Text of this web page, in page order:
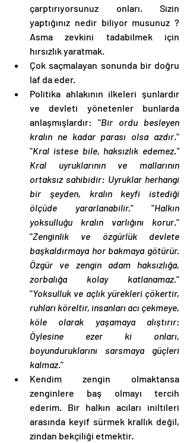
çarptırıyorsunuz onları. Sizin
yaptığınız nedir biliyor musunuz ?
Asma zevkini tadabilmek için
hırsızlık yaratmak.
Çok saçmalayan sonunda bir doğru
laf da eder.
Politika ahlakının ilkeleri şunlardır
ve devleti yönetenler bunlarda
anlaşmışlardır: "Bir ordu besleyen
kralın ne kadar parası olsa azdır ."
"Kral istese bile, haksızlık edemez."
Kral uyruklarının ve mallarının
ortaksız sahibidir: Uyruklar herhangi
bir şeyden, kralın keyfi istediği
ölçüde yararlanabilir." "Halkın
yoksulluğu kralın varlığını korur ."
"Zenginlik ve özgürlük devlete
başkaldırmaya hor bakmaya götürür.
Özgür ve zengin adam haksızlığa,
zorbalığa kolay katlanamaz. "
"Yoksulluk ve açlık yürekleri çökertir,
ruhları köreltir, insanları acı çekmeye,
köle olarak yaşamaya alıştırır:
Öylesine ezer ki onları,
boyunduruklarını sarsmaya güçleri
kalmaz ."
Kendim zengin olmaktansa
zenginlere baş olmayı tercih
ederim. Bir halkın acıları iniltileri
arasında keyif sürmek krallık değil,
zindan bekçiliği etmektir.